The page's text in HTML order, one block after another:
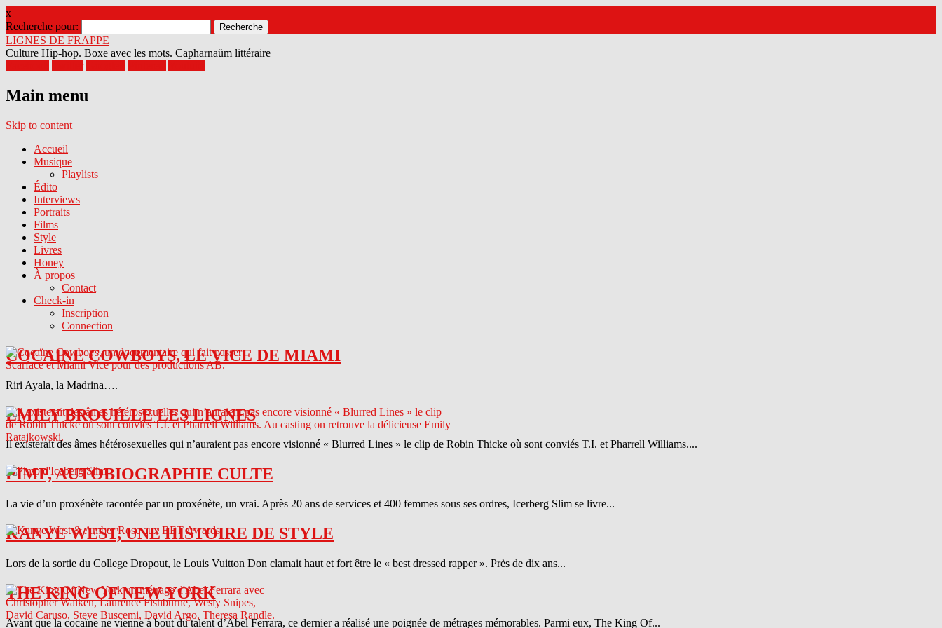
x
Recherche pour:
LIGNES DE FRAPPE
Culture Hip-hop. Boxe avec les mots. Capharnaüm littéraire
Main menu
Skip to content
Accueil
Musique
Playlists
Édito
Interviews
Portraits
Films
Style
Livres
Honey
À propos
Contact
Check-in
Inscription
Connection
COCAINE COWBOYS, LE VICE DE MIAMI
Riri Ayala, la Madrina….
EMILY BROUILLE LES LIGNES
Il existerait des âmes hétérosexuelles qui n’auraient pas encore visionné « Blurred Lines » le clip de Robin Thicke où sont conviés T.I. et Pharrell Williams....
PIMP, AUTOBIOGRAPHIE CULTE
La vie d’un proxénète racontée par un proxénète, un vrai. Après 20 ans de services et 400 femmes sous ses ordres, Icerberg Slim se livre...
KANYE WEST, UNE HISTOIRE DE STYLE
Lors de la sortie du College Dropout, le Louis Vuitton Don clamait haut et fort être le « best dressed rapper ». Près de dix ans...
THE KING OF NEW YORK
Avant que la cocaïne ne vienne à bout du talent d’Abel Ferrara, ce dernier a réalisé une poignée de métrages mémorables. Parmi eux, The King Of...